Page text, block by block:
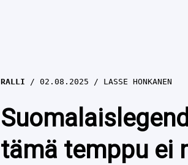
RALLI 02.08.2025 LASSE HONKANEN
tämä temppu ei